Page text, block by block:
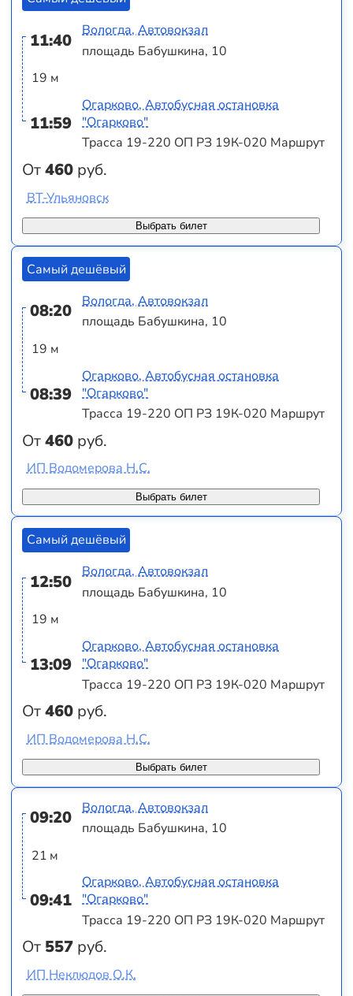
11:40
19 м
11:59
От460 руб.
Вологда, Автовокзал
площадь Бабушкина, 10
Огарково, Автобусная остановка
"Огарково"
Трасса 19-220 ОП РЗ 19К-020 Маршрут
Выбрать билет
ВТ-Ульяновск
Самый дешёвый
08:20
19 м
08:39
От460 руб.
Вологда, Автовокзал
площадь Бабушкина, 10
Огарково, Автобусная остановка
"Огарково"
Трасса 19-220 ОП РЗ 19К-020 Маршрут
Выбрать билет
ИП Водомерова Н.С.
Самый дешёвый
12:50
19 м
13:09
От460 руб.
Вологда, Автовокзал
площадь Бабушкина, 10
Огарково, Автобусная остановка
"Огарково"
Трасса 19-220 ОП РЗ 19К-020 Маршрут
Выбрать билет
ИП Водомерова Н.С.
09:20
21 м
09:41
От 557 руб.
Вологда, Автовокзал
площадь Бабушкина, 10
Огарково, Автобусная остановка
"Огарково"
Трасса 19-220 ОП РЗ 19К-020 Маршрут
ИП Неклюдов О.К.